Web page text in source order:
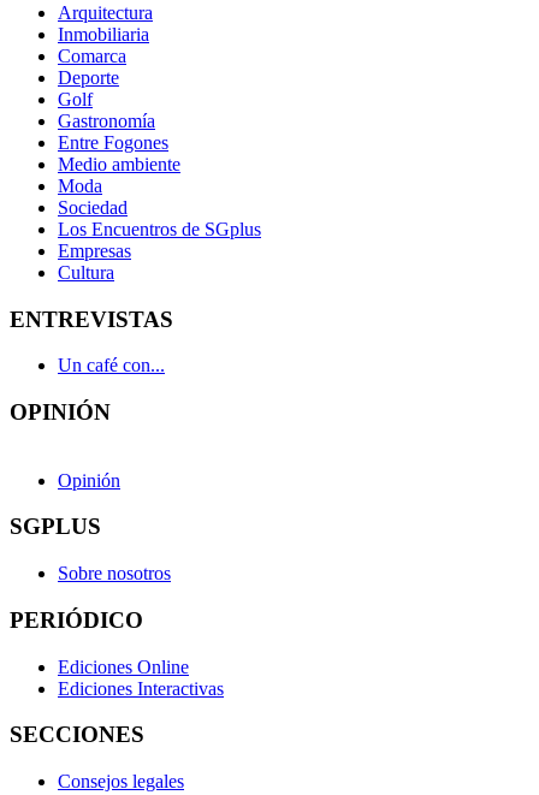
Arquitectura
Inmobiliaria
Comarca
Deporte
Golf
Gastronomía
Entre Fogones
Medio ambiente
Moda
Sociedad
Los Encuentros de SGplus
Empresas
Cultura
ENTREVISTAS
Un café con...
OPINIÓN
Opinión
SGPLUS
Sobre nosotros
PERIÓDICO
Ediciones Online
Ediciones Interactivas
SECCIONES
Consejos legales